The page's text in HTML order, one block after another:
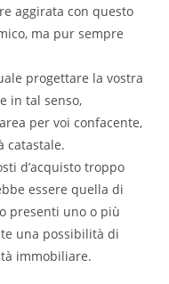
aggirata con questo
ma pur sempre
progettare la vostra
in tal senso,
per voi confacente,
catastale.
d’acquisto troppo
essere quella di
presenti uno o più
una possibilità di
immobiliare.